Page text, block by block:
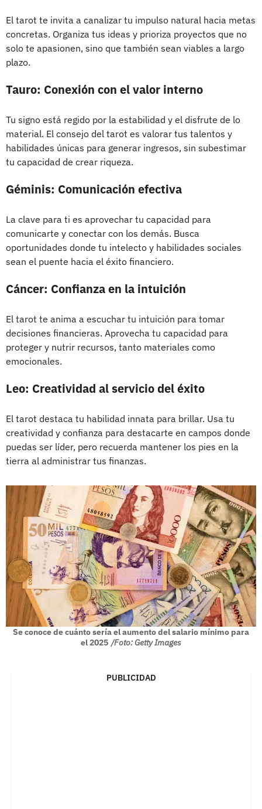
El tarot te invita a canalizar tu impulso natural hacia metas
concretas. Organiza tus ideas y prioriza proyectos que no
solo te apasionen, sino que también sean viables a largo
plazo.
Tauro: Conexión con el valor interno
Tu signo está regido por la estabilidad y el disfrute de lo
material. El consejo del tarot es valorar tus talentos y
habilidades únicas para generar ingresos, sin subestimar
tu capacidad de crear riqueza.
Géminis: Comunicación efectiva
La clave para ti es aprovechar tu capacidad para
comunicarte y conectar con los demás. Busca
oportunidades donde tu intelecto y habilidades sociales
sean el puente hacia el éxito financiero.
Cáncer: Confianza en la intuición
El tarot te anima a escuchar tu intuición para tomar
decisiones financieras. Aprovecha tu capacidad para
proteger y nutrir recursos, tanto materiales como
emocionales.
Leo: Creatividad al servicio del éxito
El tarot destaca tu habilidad innata para brillar. Usa tu
creatividad y confianza para destacarte en campos donde
puedas ser líder, pero recuerda mantener los pies en la
tierra al administrar tus finanzas.
Se conoce de cuánto sería el aumento del salario mínimo para
el 2025 /Foto: Getty Images
PUBLICIDAD